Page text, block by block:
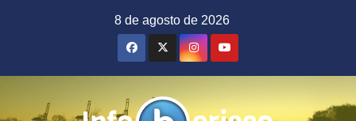
8 de agosto de 2026